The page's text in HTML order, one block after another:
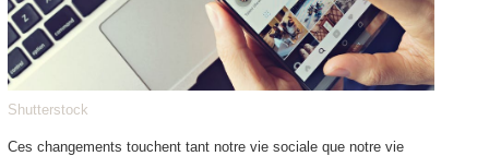
Shutterstock
Ces changements touchent tant notre vie sociale que notre vie